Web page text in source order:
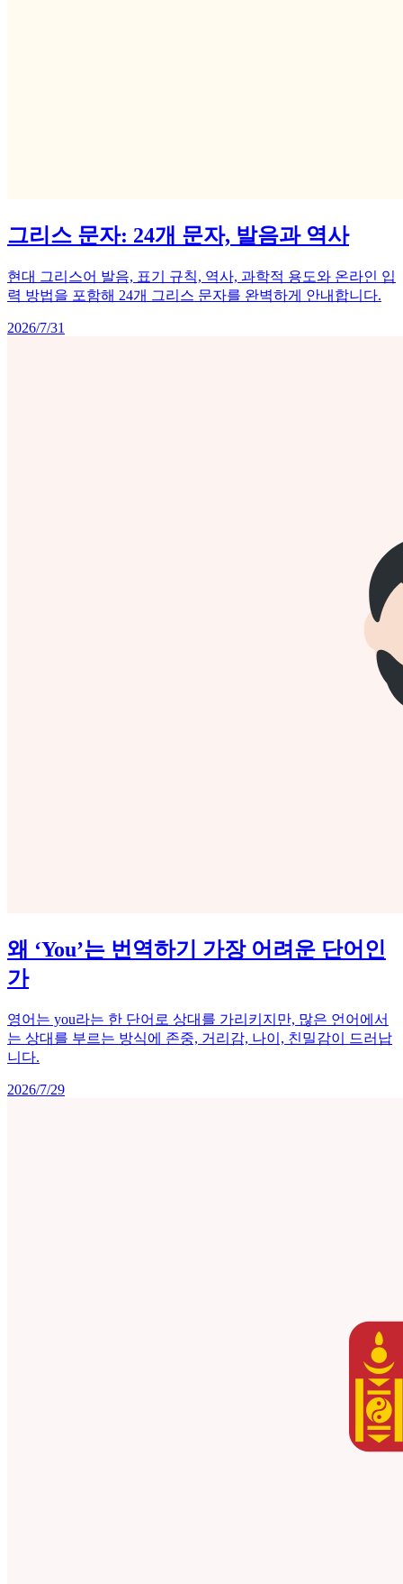
그리스 문자: 24개 문자, 발음과 역사
현대 그리스어 발음, 표기 규칙, 역사, 과학적 용도와 온라인 입
력 방법을 포함해 24개 그리스 문자를 완벽하게 안내합니다.
2026/7/31
왜 ‘You’는 번역하기 가장 어려운 단어인
가
영어는 you라는 한 단어로 상대를 가리키지만, 많은 언어에서
는 상대를 부르는 방식에 존중, 거리감, 나이, 친밀감이 드러납
니다.
2026/7/29